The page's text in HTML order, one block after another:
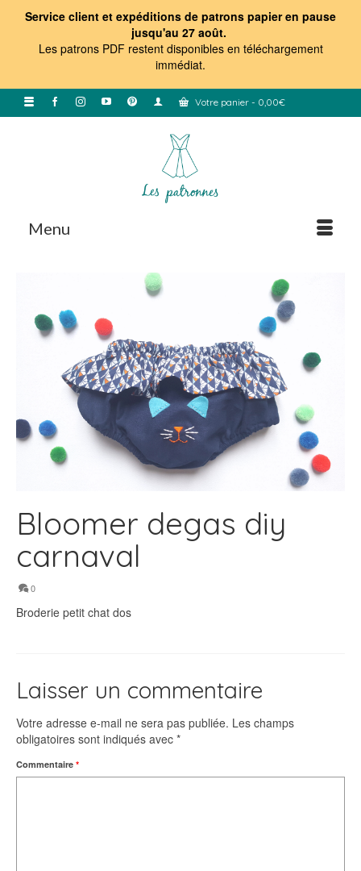
Service client et expéditions de patrons papier en pause
jusqu'au 27 août.
Les patrons PDF restent disponibles en téléchargement
immédiat.
Votre panier - 0,00€
Menu
Bloomer degas diy
carnaval
0
Broderie petit chat dos
Laisser un commentaire
Votre adresse e-mail ne sera pas publiée. Les champs
obligatoires sont indiqués avec *
Commentaire *